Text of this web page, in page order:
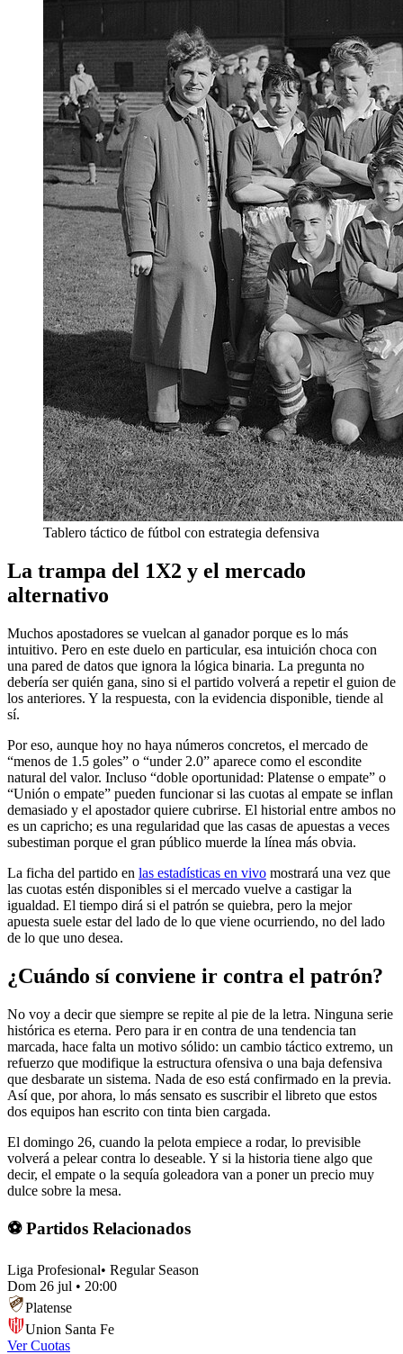
Tablero táctico de fútbol con estrategia defensiva
La trampa del 1X2 y el mercado
alternativo
Muchos apostadores se vuelcan al ganador porque es lo más
intuitivo. Pero en este duelo en particular, esa intuición choca con
una pared de datos que ignora la lógica binaria. La pregunta no
debería ser quién gana, sino si el partido volverá a repetir el guion de
los anteriores. Y la respuesta, con la evidencia disponible, tiende al
sí.
Por eso, aunque hoy no haya números concretos, el mercado de
“menos de 1.5 goles” o “under 2.0” aparece como el escondite
natural del valor. Incluso “doble oportunidad: Platense o empate” o
“Unión o empate” pueden funcionar si las cuotas al empate se inflan
demasiado y el apostador quiere cubrirse. El historial entre ambos no
es un capricho; es una regularidad que las casas de apuestas a veces
subestiman porque el gran público muerde la línea más obvia.
La ficha del partido en las estadísticas en vivo mostrará una vez que
las cuotas estén disponibles si el mercado vuelve a castigar la
igualdad. El tiempo dirá si el patrón se quiebra, pero la mejor
apuesta suele estar del lado de lo que viene ocurriendo, no del lado
de lo que uno desea.
¿Cuándo sí conviene ir contra el patrón?
No voy a decir que siempre se repite al pie de la letra. Ninguna serie
histórica es eterna. Pero para ir en contra de una tendencia tan
marcada, hace falta un motivo sólido: un cambio táctico extremo, un
refuerzo que modifique la estructura ofensiva o una baja defensiva
que desbarate un sistema. Nada de eso está confirmado en la previa.
Así que, por ahora, lo más sensato es suscribir el libreto que estos
dos equipos han escrito con tinta bien cargada.
El domingo 26, cuando la pelota empiece a rodar, lo previsible
volverá a pelear contra lo deseable. Y si la historia tiene algo que
decir, el empate o la sequía goleadora van a poner un precio muy
dulce sobre la mesa.
⚽ Partidos Relacionados
Liga Profesional• Regular Season
Dom 26 jul • 20:00
Platense
Union Santa Fe
Ver Cuotas